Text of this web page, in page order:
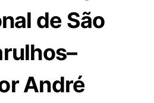
de São
André